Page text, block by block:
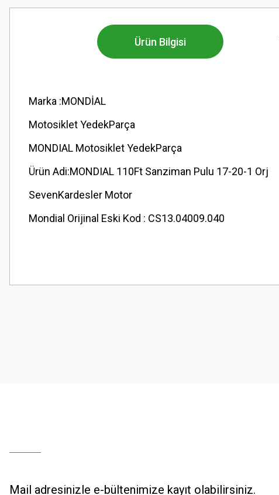
Ürün Bilgisi
Marka :MONDİAL
Motosiklet YedekParça
MONDIAL Motosiklet YedekParça
Ürün Adi:MONDIAL 110Ft Sanziman Pulu 17-20-1 Orj
SevenKardesler Motor
Mondial Orijinal Eski Kod : CS13.04009.040
Görüş ve önerileriniz için teşekkür ederiz.
Mail adresinizle e-bültenimize kayıt olabilirsiniz.